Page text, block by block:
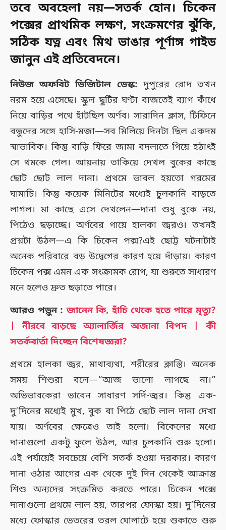
তবে অবহেলা নয়—সতর্ক হোন। চিকেন
পক্সের প্রাথমিক লক্ষণ, সংক্রমণের ঝুঁকি,
সঠিক যত্ন এবং মিথ ভাঙার পূর্ণাঙ্গ গাইড
জানুন এই প্রতিবেদনে।
নিউজ অফবিট ডিজিটাল ডেস্ক: দুপুরের রোদ তখন
নরম হয়ে এসেছে। স্কুল ছুটির ঘণ্টা বাজতেই ব্যাগ কাঁধে
নিয়ে বাড়ির পথে হাঁটছিল অর্ণব। সারাদিন ক্লাস, টিফিনে
বন্ধুদের সঙ্গে হাসি-মজা—সব মিলিয়ে দিনটা ছিল একদম
স্বাভাবিক। কিন্তু বাড়ি ফিরে জামা বদলাতে গিয়ে হঠাৎই
সে থমকে গেল। আয়নায় তাকিয়ে দেখল বুকের কাছে
ছোট ছোট লাল দানা। প্রথমে ভাবল হয়তো গরমের
ঘামাচি। কিন্তু কয়েক মিনিটের মধ্যেই চুলকানি বাড়তে
লাগল। মা কাছে এসে দেখলেন—দানা শুধু বুকে নয়,
পিঠেও ছড়াচ্ছে। অর্ণবের গায়ে হালকা জ্বরও। তখনই
প্রশ্নটা উঠল—এ কি চিকেন পক্স?এই ছোট্ট ঘটনাটাই
অনেক পরিবারে বড় উদ্বেগের কারণ হয়ে দাঁড়ায়। কারণ
চিকেন পক্স এমন এক সংক্রামক রোগ, যা শুরুতে সাধারণ
মনে হলেও দ্রুত ছড়াতে পারে।
আরও পড়ুন : জানেন কি, হাঁচি থেকে হতে পারে মৃত্যু?
| নীরবে বাড়ছে অ্যালার্জির অজানা বিপদ | কী
সতর্কবার্তা দিচ্ছেন বিশেষজ্ঞরা?
প্রথমে হালকা জ্বর, মাথাব্যথা, শরীরের ক্লান্তি। অনেক
সময় শিশুরা বলে—“আজ ভালো লাগছে না।”
অভিভাবকেরা ভাবেন সাধারণ সর্দি-জ্বর। কিন্তু এক-
দু’দিনের মধ্যেই মুখ, বুক বা পিঠে ছোট লাল দানা দেখা
যায়। অর্ণবের ক্ষেত্রেও তাই হলো। বিকেলের মধ্যে
দানাগুলো একটু ফুলে উঠল, আর চুলকানি শুরু হলো।
এই পর্যায়েই সবচেয়ে বেশি সতর্ক হওয়া দরকার। কারণ
দানা ওঠার আগের এক থেকে দুই দিন থেকেই আক্রান্ত
শিশু অন্যদের সংক্রমিত করতে পারে। চিকেন পক্সে
দানাগুলো প্রথমে লাল হয়, তারপর ফোস্কা হয়। দু’দিনের
মধ্যে ফোস্কার ভেতরের তরল ঘোলাটে হয়ে শুকাতে শুরু